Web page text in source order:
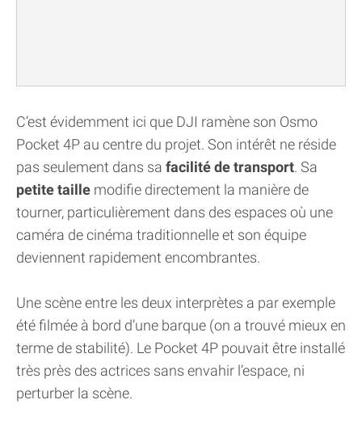
C’est évidemment ici que DJI ramène son Osmo
Pocket 4P au centre du projet. Son intérêt ne réside
pas seulement dans sa facilité de transport. Sa
petite taille modifie directement la manière de
tourner, particulièrement dans des espaces où une
caméra de cinéma traditionnelle et son équipe
deviennent rapidement encombrantes.
Une scène entre les deux interprètes a par exemple
été filmée à bord d’une barque (on a trouvé mieux en
terme de stabilité). Le Pocket 4P pouvait être installé
très près des actrices sans envahir l’espace, ni
perturber la scène.